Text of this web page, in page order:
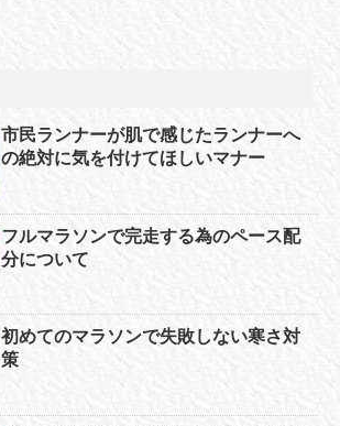
市民ランナーが肌で感じたランナーへ
の絶対に気を付けてほしいマナー
フルマラソンで完走する為のペース配
分について
初めてのマラソンで失敗しない寒さ対
策